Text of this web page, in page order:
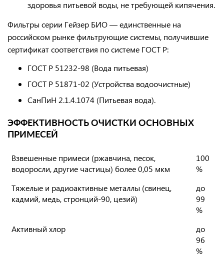
здоровья питьевой воды, не требующей кипячения.
Фильтры серии Гейзер БИО— единственные на
российском рынке фильтрующие системы, получившие
сертификат соответствия по системе ГОСТ Р:
ГОСТ Р 51232-98 (Вода питьевая)
ГОСТ Р 51871-02 (Устройства водоочистные)
СанПиН 2.1.4.1074 (Питьевая вода).
ЭФФЕКТИВНОСТЬ ОЧИСТКИ ОСНОВНЫХ
ПРИМЕСЕЙ
Взвешенные примеси (ржавчина, песок,
водоросли, другие частицы) более 0,05 мкм
100
%
Тяжелые и радиоактивные металлы (свинец,
кадмий, медь, стронций-90, цезий)
до
99
%
Активный хлор
до
96
%